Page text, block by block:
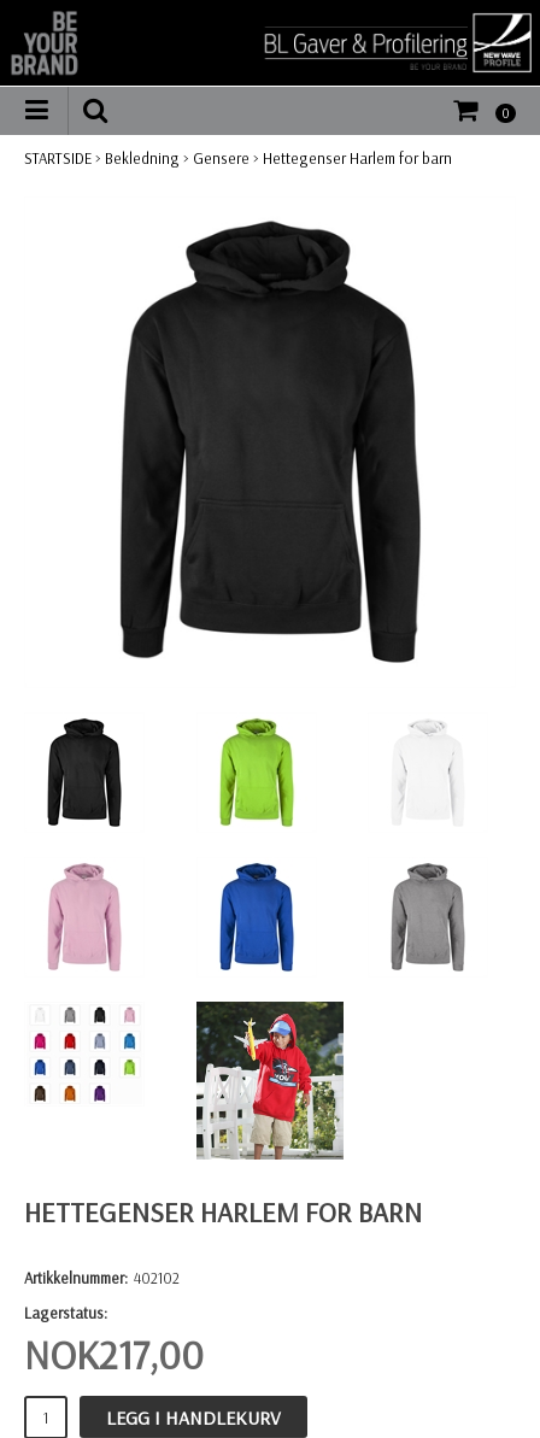
0
STARTSIDE> Bekledning > Gensere > Hettegenser Harlem for barn
HETTEGENSER HARLEM FOR BARN
Artikkelnummer: 402102
Lagerstatus:
NOK217,00
LEGG I HANDLEKURV